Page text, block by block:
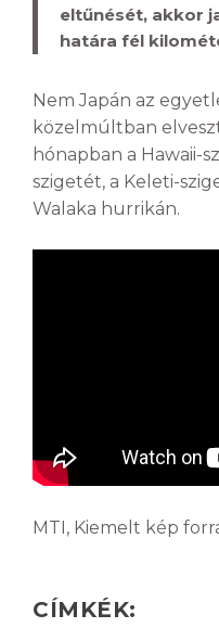
eltűnését, akkor
határa fél
Nem Japán az
közelmúltban
hónapban a Hawaii-
szigetét, a Keleti-
Walaka hurrikán.
MTI, Kiemelt kép
CÍMKÉK: